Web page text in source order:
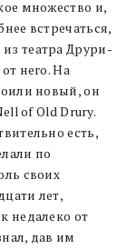
множество и,
встречаться,
театра Друри-
него. На
новый, он
of Old Drury.
есть,
по
своих
лет,
недалеко от
дав им